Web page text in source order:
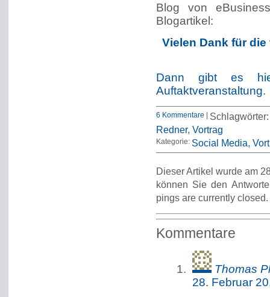
Blog von
Blogartikel:
Vielen Dank für
Dann gibt es
Auftaktveranstaltung.
6 Kommentare
Redner, Vortrag
Kategorie: Social Media
Dieser Artikel wurde am
können Sie den
pings are currently closed.
Kommentare
Thomas
28. Februar